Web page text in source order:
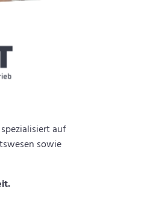
auf
sowie